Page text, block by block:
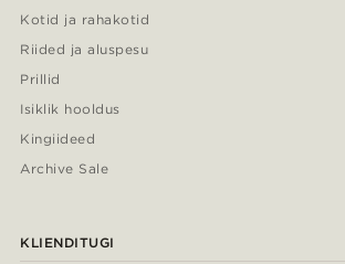
Kotid ja rahakotid
Riided ja aluspesu
Prillid
Isiklik hooldus
Kingiideed
Archive Sale
KLIENDITUGI